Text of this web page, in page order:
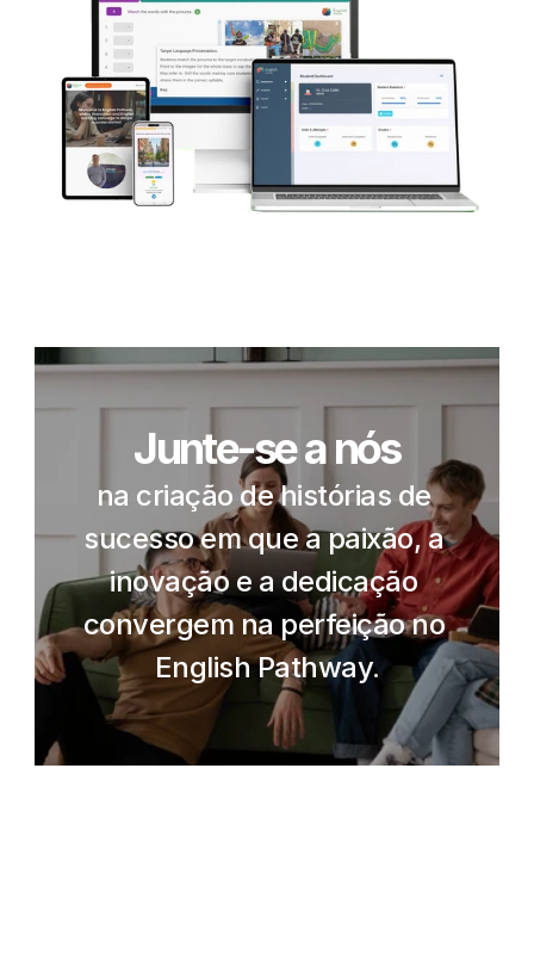
Junte-se a nós
na criação de histórias de
sucesso em que a paixão, a
inovação e a dedicação
convergem na perfeição no
English Pathway.